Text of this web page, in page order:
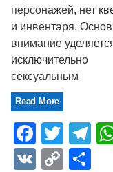
персонажей, нет
и инвентаря.
внимание
исключительно
сексуальным
Read More
VK Copy